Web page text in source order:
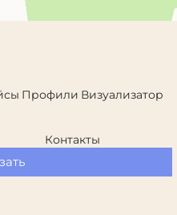
Профили Визуализатор
Контакты